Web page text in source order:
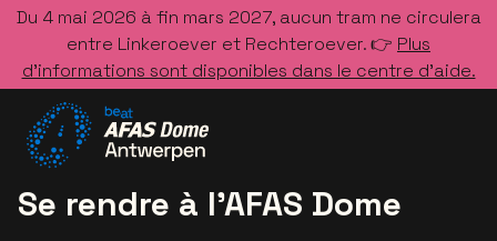
Du 4 mai 2026 à fin mars 2027, aucun tram ne circulera
entre Linkeroever et Rechteroever. 👉 Plus
d’informations sont disponibles dans le centre d’aide.
Se rendre à l'AFAS Dome